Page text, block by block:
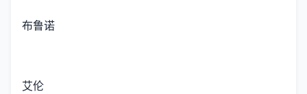
布鲁诺
艾伦